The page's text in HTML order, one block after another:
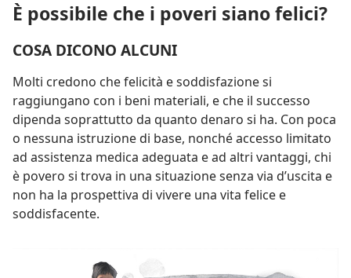
È possibile che i poveri siano felici?
COSA DICONO ALCUNI
Molti credono che felicità e soddisfazione si
raggiungano con i beni materiali, e che il successo
dipenda soprattutto da quanto denaro si ha. Con poca
o nessuna istruzione di base, nonché accesso limitato
ad assistenza medica adeguata e ad altri vantaggi, chi
è povero si trova in una situazione senza via d’uscita e
non ha la prospettiva di vivere una vita felice e
soddisfacente.